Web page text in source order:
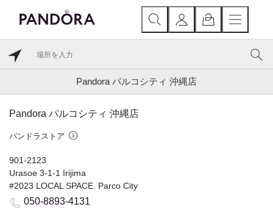
Pandora パルコシティ 沖縄店
Pandora パルコシティ 沖縄店
パンドラストア
901-2123
Urasoe 3-1-1 Irijima
#2023 LOCAL SPACE. Parco City
050-8893-4131